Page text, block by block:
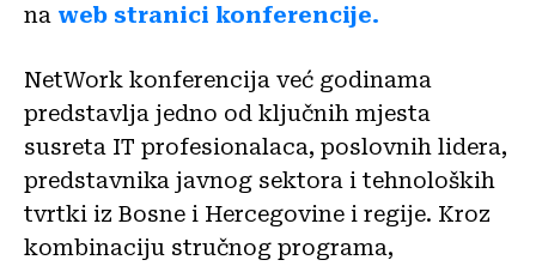
na web stranici konferencije.
NetWork konferencija već godinama
predstavlja jedno od ključnih mjesta
susreta IT profesionalaca, poslovnih lidera,
predstavnika javnog sektora i tehnoloških
tvrtki iz Bosne i Hercegovine i regije. Kroz
kombinaciju stručnog programa,